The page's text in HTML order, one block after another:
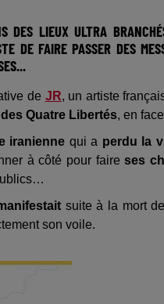
DES LIEUX ULTRA
DE FAIRE PASSER DES
de JR, un artiste
des Quatre Libertés, en
iranienne qui a perdu la
à côté pour faireses
suite à la mort de
son voile.